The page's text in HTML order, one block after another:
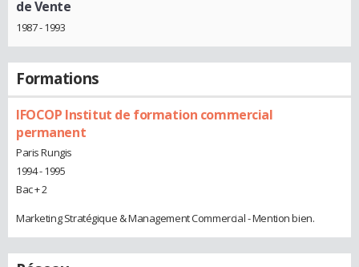
de Vente
1987 - 1993
Formations
IFOCOP Institut de formation commercial
permanent
Paris Rungis
1994 - 1995
Bac + 2
Marketing Stratégique & Management Commercial - Mention bien.